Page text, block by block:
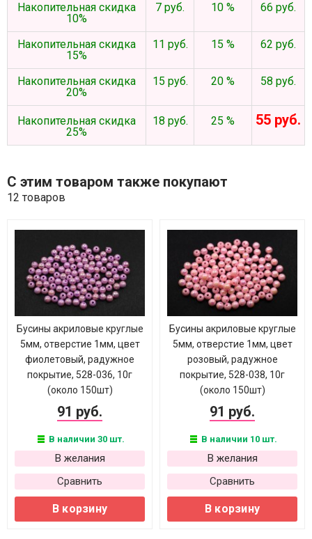
Накопительная скидка
10%
7 руб. 10 % 66 руб.
Накопительная скидка
15%
11 руб. 15 % 62 руб.
Накопительная скидка
20%
15 руб. 20 % 58 руб.
Накопительная скидка
25%
18 руб. 25 % 55 руб.
С этим товаром также покупают
12 товаров
Бусины акриловые круглые
5мм, отверстие 1мм, цвет
фиолетовый, радужное
покрытие, 528-036, 10г
(около 150шт)
91 руб.
В наличии 30 шт.
В желания
Сравнить
В корзину
Бусины акриловые круглые
5мм, отверстие 1мм, цвет
розовый, радужное
покрытие, 528-038, 10г
(около 150шт)
91 руб.
В наличии 10 шт.
В желания
Сравнить
В корзину